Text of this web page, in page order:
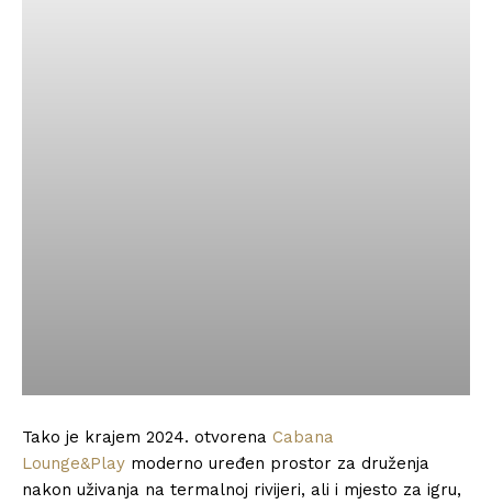
Tako je krajem 2024. otvorena Cabana
Lounge&Play moderno uređen prostor za druženja
nakon uživanja na termalnoj rivijeri, ali i mjesto za igru,